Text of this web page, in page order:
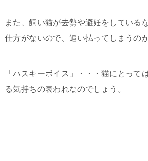
また、飼い猫が去勢や避妊をしている
仕方がないので、追い払ってしまうの
「ハスキーボイス」・・・猫にとって
る気持ちの表われなのでしょう。